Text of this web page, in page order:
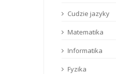
Cudzie jazyky
Matematika
Informatika
Fyzika